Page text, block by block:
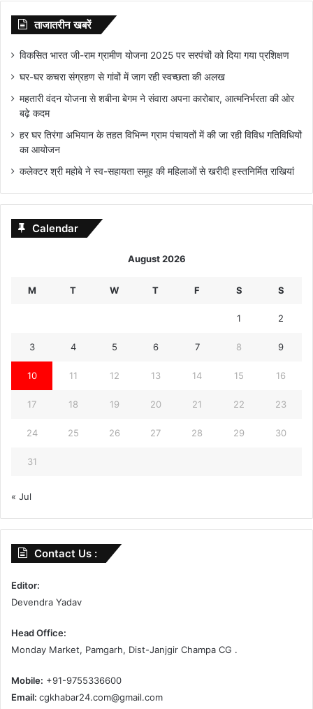
ताजातरीन खबरें
विकसित भारत जी-राम ग्रामीण योजना 2025 पर सरपंचों को दिया गया प्रशिक्षण
घर-घर कचरा संग्रहण से गांवों में जाग रही स्वच्छता की अलख
महतारी वंदन योजना से शबीना बेगम ने संवारा अपना कारोबार, आत्मनिर्भरता की ओर
बढ़े कदम
हर घर तिरंगा अभियान के तहत विभिन्न ग्राम पंचायतों में की जा रही विविध गतिविधियों
का आयोजन
कलेक्टर श्री महोबे ने स्व-सहायता समूह की महिलाओं से खरीदी हस्तनिर्मित राखियां
Calendar
August 2026
M T W T F S S
1 2
3 4 5 6 7 8 9
10 11 12 13 14 15 16
17 18 19 20 21 22 23
24 25 26 27 28 29 30
31
« Jul
Contact Us :
Editor:
Devendra Yadav
Head Office:
Monday Market, Pamgarh, Dist-Janjgir Champa CG .
Mobile: +91-9755336600
Email: cgkhabar24.com@gmail.com